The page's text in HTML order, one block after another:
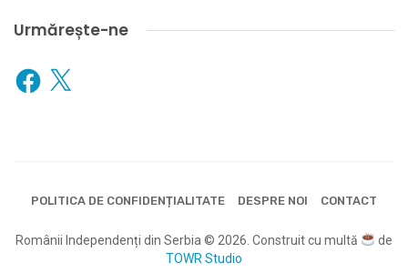
Urmărește-ne
Facebook
X
POLITICA DE CONFIDENȚIALITATE DESPRE NOI CONTACT
Românii Independenți din Serbia © 2026. Construit cu multă
de
TOWR Studio